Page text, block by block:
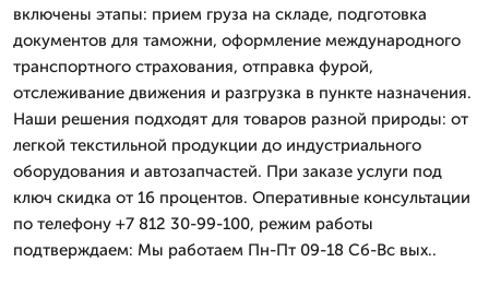
включены этапы: прием груза на складе, подготовка
документов для таможни, оформление международного
транспортного страхования, отправка фурой,
отслеживание движения и разгрузка в пункте назначения.
Наши решения подходят для товаров разной природы: от
легкой текстильной продукции до индустриального
оборудования и автозапчастей. При заказе услуги под
ключ скидка от 16 процентов. Оперативные консультации
по телефону +7 812 30-99-100, режим работы
подтверждаем: Мы работаем Пн-Пт 09-18 Сб-Вс вых..